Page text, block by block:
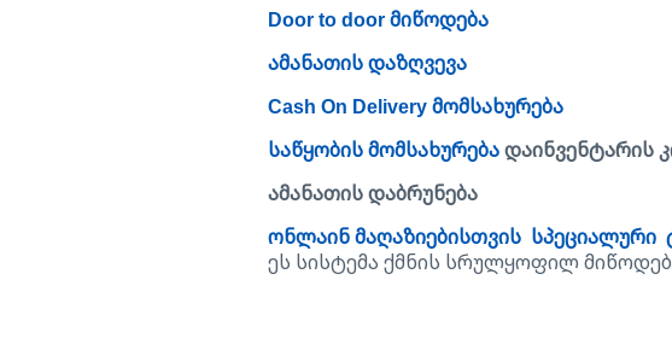
Door to door მიწოდება
ამანათის დაზღვევა
Cash On Delivery მომსახურება
საწყობის მომსახურებადაინვენტარის
ამანათის დაბრუნება
ონლაინ მაღაზიებისთვის სპეციალური
ეს სისტემა ქმნის სრულყოფილ